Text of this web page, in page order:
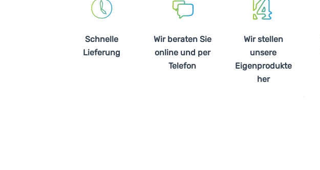
Schnelle
Lieferung
Wir beraten Sie
online und per
Telefon
Wir stellen
unsere
Eigenprodukte
her